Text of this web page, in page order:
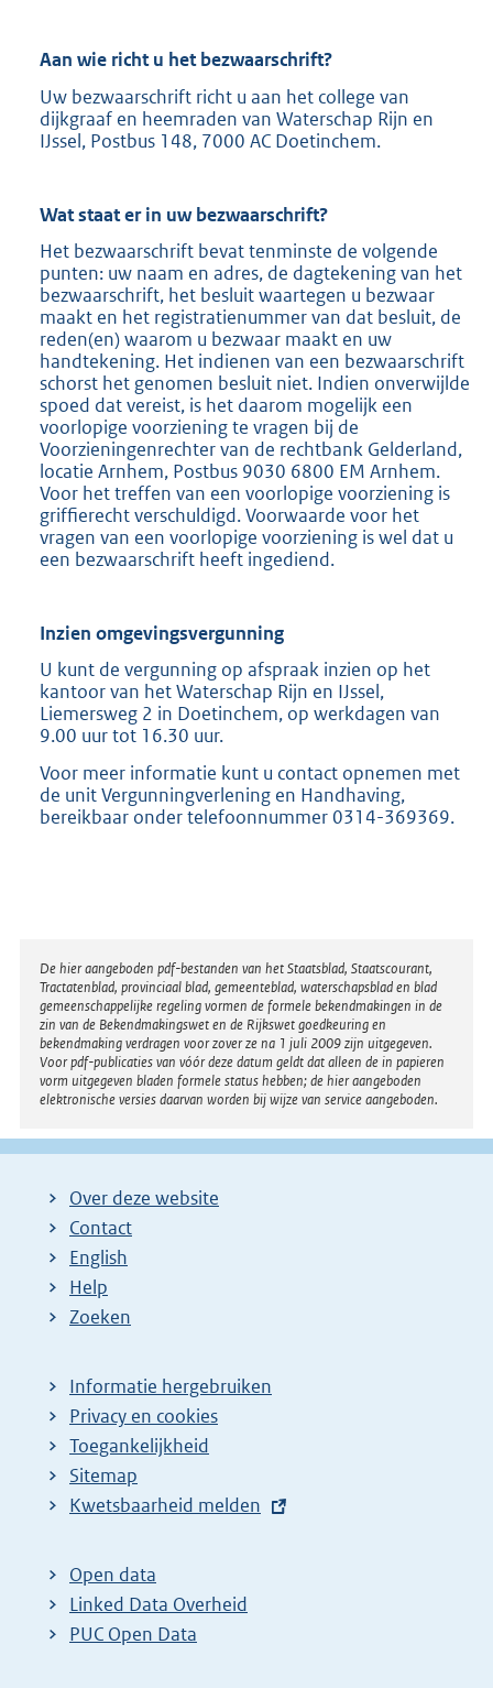
Aan wie richt u het bezwaarschrift?
Uw bezwaarschrift richt u aan het college van
dijkgraaf en heemraden van Waterschap Rijn en
IJssel, Postbus 148, 7000 AC Doetinchem.
Wat staat er in uw bezwaarschrift?
Het bezwaarschrift bevat tenminste de volgende
punten: uw naam en adres, de dagtekening van het
bezwaarschrift, het besluit waartegen u bezwaar
maakt en het registratienummer van dat besluit, de
reden(en) waarom u bezwaar maakt en uw
handtekening. Het indienen van een bezwaarschrift
schorst het genomen besluit niet. Indien onverwijlde
spoed dat vereist, is het daarom mogelijk een
voorlopige voorziening te vragen bij de
Voorzieningenrechter van de rechtbank Gelderland,
locatie Arnhem, Postbus 9030 6800 EM Arnhem.
Voor het treffen van een voorlopige voorziening is
griffierecht verschuldigd. Voorwaarde voor het
vragen van een voorlopige voorziening is wel dat u
een bezwaarschrift heeft ingediend.
Inzien omgevingsvergunning
U kunt de vergunning op afspraak inzien op het
kantoor van het Waterschap Rijn en IJssel,
Liemersweg 2 in Doetinchem, op werkdagen van
9.00 uur tot 16.30 uur.
Voor meer informatie kunt u contact opnemen met
de unit Vergunningverlening en Handhaving,
bereikbaar onder telefoonnummer 0314-369369.
Disclaimer
De hier aangeboden pdf-bestanden van het Staatsblad, Staatscourant,
Tractatenblad, provinciaal blad, gemeenteblad, waterschapsblad en blad
gemeenschappelijke regeling vormen de formele bekendmakingen in de
zin van de Bekendmakingswet en de Rijkswet goedkeuring en
bekendmaking verdragen voor zover ze na 1 juli 2009 zijn uitgegeven.
Voor pdf-publicaties van vóór deze datum geldt dat alleen de in papieren
vorm uitgegeven bladen formele status hebben; de hier aangeboden
elektronische versies daarvan worden bij wijze van service aangeboden.
Over deze website
Contact
English
Help
Zoeken
Informatie hergebruiken
Privacy en cookies
Toegankelijkheid
Sitemap
E
t
e
r
Kwetsbaarheid melden
Open data
Linked Data Overheid
PUC Open Data